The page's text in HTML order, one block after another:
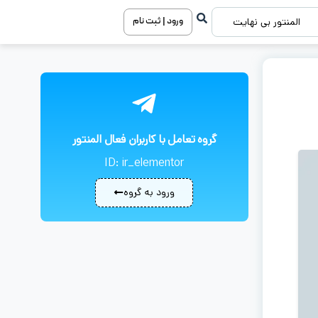
المنتور بی نهایت ورود | ثبت نام
گروه تعامل با کاربران فعال المنتور
ID: ir_elementor
ورود به گروه